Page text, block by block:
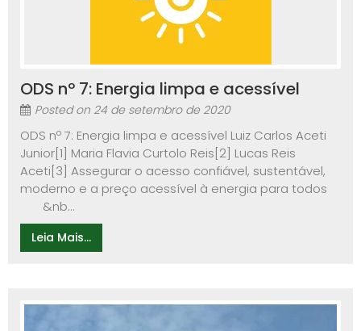
ODS nº 7: Energia limpa e acessível
Posted on 24 de setembro de 2020
ODS nº 7: Energia limpa e acessível Luiz Carlos Aceti
Junior[1] Maria Flavia Curtolo Reis[2] Lucas Reis
Aceti[3] Assegurar o acesso confiável, sustentável,
moderno e a preço acessível à energia para todos
&nb...
Leia Mais...